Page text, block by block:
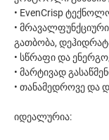
• EvenCrisp
•
გათბობა,
• სწრაფი და
• მარტივად
• თანამედროვე და
იდეალურია: